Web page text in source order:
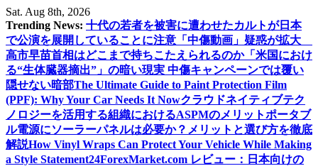
Skip
to
content
Sat. Aug 8th, 2026
Trending News: 十代の若者を被害に遭わせたカルトが日本
で公演を展開していることに注意 「中傷動画」疑惑が拡大
高市早苗首相はどこまで持ちこたえられるのか「米国におけ
る“生体臓器摘出”」の暗い現実 中傷キャンペーンでは覆い
隠せない暗部The Ultimate Guide to Paint Protection Film
(PPF): Why Your Car Needs It Nowクラウドネイティブテク
ノロジーを活用する組織におけるASPMのメリットポータブ
ル電源にソーラーパネルは必要か？メリットと選び方を徹底
解説How Vinyl Wraps Can Protect Your Vehicle While Making
a Style Statement24ForexMarket.com レビュー：日本向けの